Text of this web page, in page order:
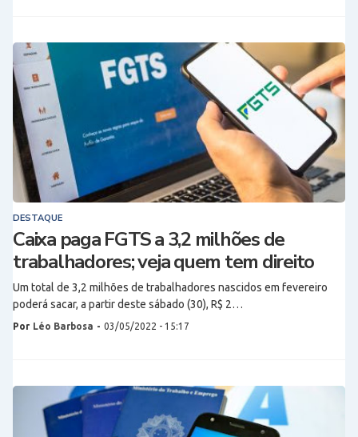
DESTAQUE
Caixa paga FGTS a 3,2 milhões de
trabalhadores; veja quem tem direito
Um total de 3,2 milhões de trabalhadores nascidos em fevereiro
poderá sacar, a partir deste sábado (30), R$ 2…
Por Léo Barbosa - 03/05/2022 - 15:17